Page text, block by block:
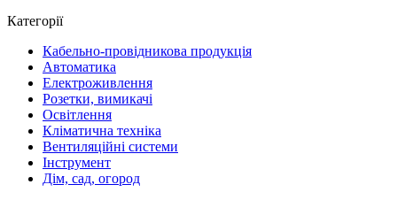
Категорії
Кабельно-провідникова продукція
Автоматика
Електроживлення
Розетки, вимикачі
Освітлення
Кліматична техніка
Вентиляційні системи
Інструмент
Дім, сад, огород